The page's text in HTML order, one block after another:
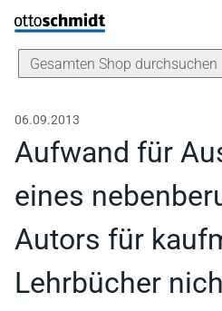
Direkt zum Inhalt
06.09.2013
Aufwand für
eines
Autors für
Lehrbücher